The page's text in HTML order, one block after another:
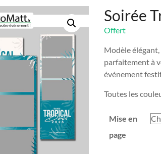
Soirée
Offert
Modèle élégant,
parfaitement à
événement
Toutes les
Mise en
page